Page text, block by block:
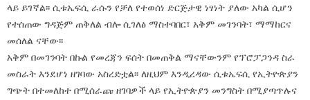
ላይ ይገኛል፡፡ ሲቱኤፍሲ ራሱን የቻለ የተወሰነ ድርጅታዊ ነፃነት ያለው አካል ሲሆን
የተሰጠው ግዳጅም ጠቅለል ብሎ ሲገለፅ ማስተባበር፣ አቅም መገንባት፣ ማማከርና
መሰለል ናቸው፡፡
አቅም በመገንባት በኩል የመረጃን ፍሰት በመጠቅል ማናቸውንም የፕሮፓጋንዳ ስራ
መስራት እንደሆነ ዘገባው አስረድቷል፡፡ ለዚህም እንዲረዳው ሲቱኤፍሲ የኢትዮጵያን
ግጭት በተመለከተ በሚሰራጩ ዘገባዎች ላይ የኢትዮጵያን መንግስት በሚያጣጥሉና